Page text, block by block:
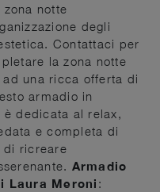
notte
degli
Contattaci per
la zona notte
una ricca offerta di
armadio in
è dedicata al relax,
e completa di
di ricreare
Armadio
Laura Meroni :